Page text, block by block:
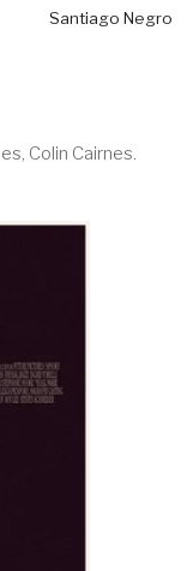
Santiago Negro
Colin Cairnes.